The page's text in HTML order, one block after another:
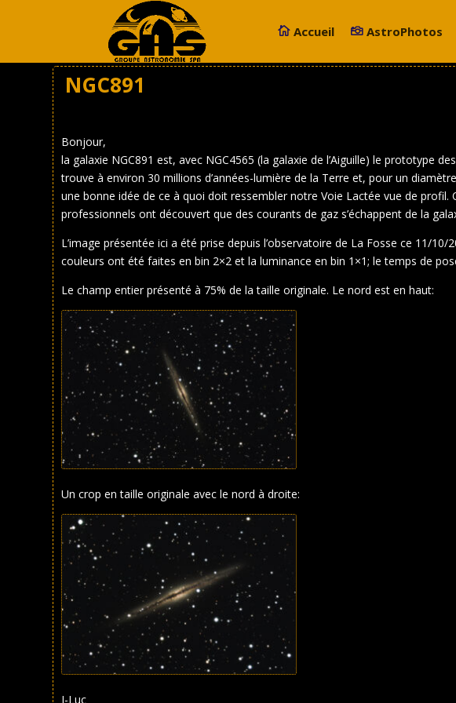
Accueil AstroPhotos
NGC891
Bonjour,
la galaxie NGC891 est, avec NGC4565 (la galaxie de l’Aiguille) le prototype
trouve à environ 30 millions d’années-lumière de la Terre et, pour un
une bonne idée de ce à quoi doit ressembler notre Voie Lactée vue de
professionnels ont découvert que des courants de gaz s’échappent de la
L’image présentée ici a été prise depuis l’observatoire de La Fosse ce 11/
couleurs ont été faites en bin 2×2 et la luminance en bin 1×1; le temps de
Le champ entier présenté à 75% de la taille originale. Le nord est en haut:
Un crop en taille originale avec le nord à droite:
J-Luc